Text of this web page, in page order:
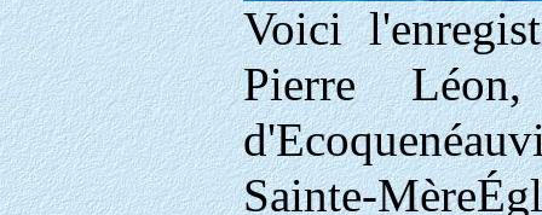
Voici
Pierre
Sainte-